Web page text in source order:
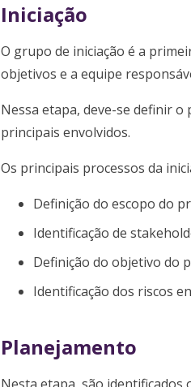
Iniciação
O grupo de iniciação é a
objetivos e a equipe
Nessa etapa, deve-se definir
principais envolvidos.
Os principais processos da
Definição do escopo do
Identificação de
Definição do objetivo do
Identificação dos riscos
Planejamento